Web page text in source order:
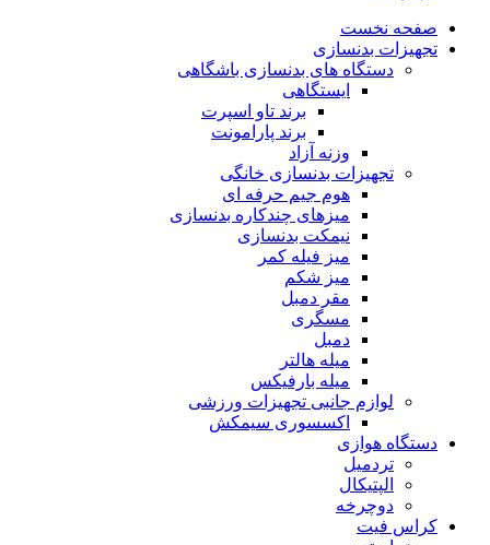
صفحه نخست
تجهیزات بدنسازی
دستگاه های بدنسازی باشگاهی
ایستگاهی
برند تاو اسپرت
برند پارامونت
وزنه آزاد
تجهیزات بدنسازی خانگی
هوم جیم حرفه ای
میزهای چندکاره بدنسازی
نیمکت بدنسازی
میز فیله کمر
میز شکم
مقر دمبل
مسگری
دمبل
میله هالتر
میله بارفیکس
لوازم جانبی تجهیزات ورزشی
اکسسوری سیمکش
دستگاه هوازی
تردمیل
الپتیکال
دوچرخه
کراس فیت